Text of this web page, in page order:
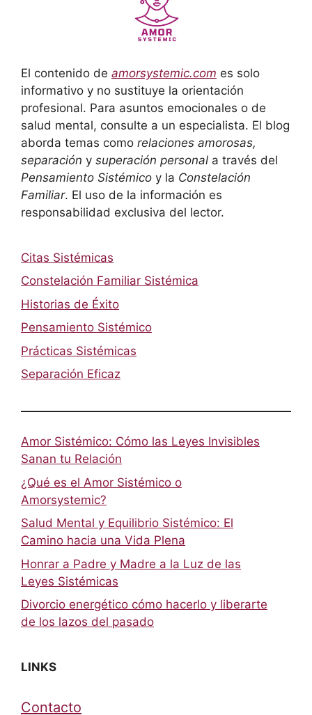
El contenido de amorsystemic.com es solo
informativo y no sustituye la orientación
profesional. Para asuntos emocionales o de
salud mental, consulte a un especialista. El blog
aborda temas como relaciones amorosas,
separación y superación personal a través del
Pensamiento Sistémico y la Constelación
Familiar. El uso de la información es
responsabilidad exclusiva del lector.
Citas Sistémicas
Constelación Familiar Sistémica
Historias de Éxito
Pensamiento Sistémico
Prácticas Sistémicas
Separación Eficaz
Amor Sistémico: Cómo las Leyes Invisibles
Sanan tu Relación
¿Qué es el Amor Sistémico o
Amorsystemic?
Salud Mental y Equilibrio Sistémico: El
Camino hacia una Vida Plena
Honrar a Padre y Madre a la Luz de las
Leyes Sistémicas
Divorcio energético cómo hacerlo y liberarte
de los lazos del pasado
LINKS
Contacto